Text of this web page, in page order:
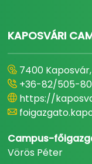
KAPOSVÁRI
7400
+36-82/505-
https://
Campus-
Vörös Péter